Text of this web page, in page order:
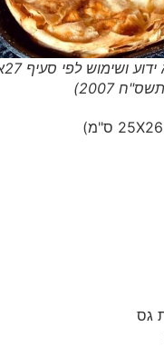
באניצה בלקני (צילום ממקור לא ידוע ושימוש לפי סעיף 27א'